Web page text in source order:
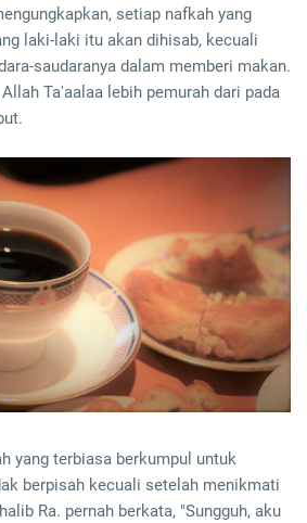
setiap nafkah yang
laki-laki itu akan dihisab, kecuali
saudaranya dalam memberi makan.
Ta'aalaa lebih pemurah dari pada
yang terbiasa berkumpul untuk
berpisah kecuali setelah menikmati
Ra. pernah berkata, "Sungguh, aku